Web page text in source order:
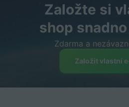
Založte si
shop
Zdarma a
Založit vlastní